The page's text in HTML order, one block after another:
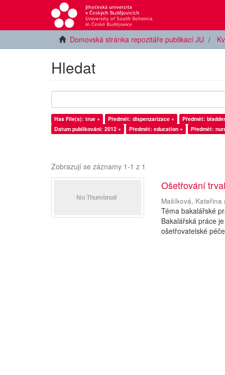
Domovská stránka repozitáře publikací JU
Hledat
Has File(s): true × Předmět: dispenzarizace × Předmět:
Datum publikování: 2012 ×
Předmět: education × Předmět:
Zobrazují se záznamy 1-1 z 1
Ošetřování
Mašíková, Kateřina
Téma bakalářské
Bakalářská práce
ošetřovatelské